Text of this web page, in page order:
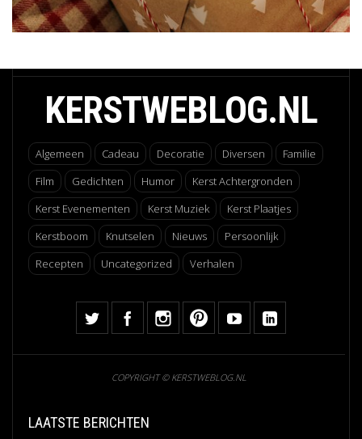
KERSTWEBLOG.NL
Algemeen Cadeau Decoratie Diversen
Familie
Film
Gedichten Humor
Kerst Achtergronden
Kerst Evenementen
Kerst Muziek
Kerst Plaatjes
Kerstboom
Knutselen Nieuws
Persoonlijk
Recepten
Uncategorized Verhalen
COPYRIGHT © KERSTWEBLOG.NL
LAATSTE BERICHTEN